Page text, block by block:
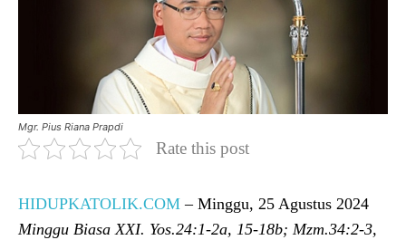
Mgr. Pius Riana Prapdi
Rate this post
HIDUPKATOLIK.COM – Minggu, 25 Agustus 2024
Minggu Biasa XXI. Yos.24:1-2a, 15-18b; Mzm.34:2-3,